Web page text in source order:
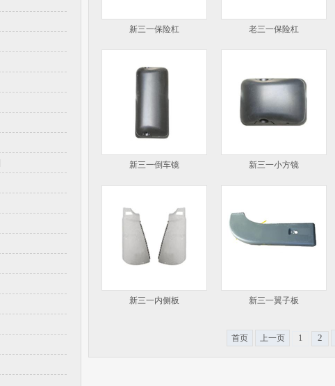
新三一保险杠 老三一保险杠
新三一倒车镜 新三一小方镜
新三一内侧板 新三一翼子板
首页 上一页 1 2